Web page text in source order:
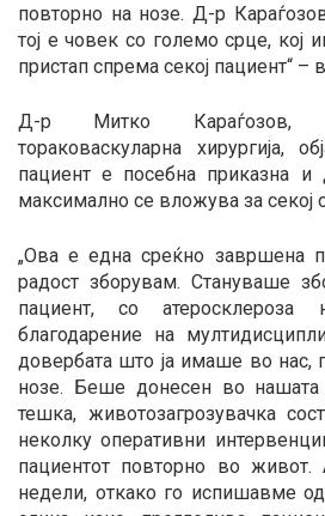
повторно на нозе. Д-р
тој е човек со големо срце, кој
пристап спрема секој пациент“ –
Д-р Митко Караѓозов,
тораковаскуларна хирургија,
пациент е посебна приказна и
максимално се вложува за секој
„Ова е една среќно завршена
радост зборувам. Стануваше
пациент, со атеросклероза
благодарение на
довербата што ја имаше во нас,
нозе. Беше донесен во
тешка, животозагрозувачка
неколку оперативни
пациентот повторно во
недели, откако го испишавме